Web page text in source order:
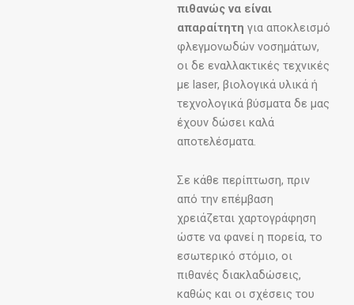
πιθανώς να είναι
απαραίτητη για αποκλεισμό
φλεγμονωδών νοσημάτων,
οι δε εναλλακτικές τεχνικές
με laser, βιολογικά υλικά ή
τεχνολογικά βύσματα δε μας
έχουν δώσει καλά
αποτελέσματα.
Σε κάθε περίπτωση, πριν
από την επέμβαση
χρειάζεται χαρτογράφηση
ώστε να φανεί η πορεία, το
εσωτερικό στόμιο, οι
πιθανές διακλαδώσεις,
καθώς και οι σχέσεις του